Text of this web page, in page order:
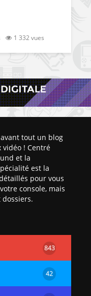
1 332 vues
avant tout un blog
vidéo ! Centré
et la
est la
pour vous
console, mais
dossiers.
843
42
SX Lite
de test
« .CIA »